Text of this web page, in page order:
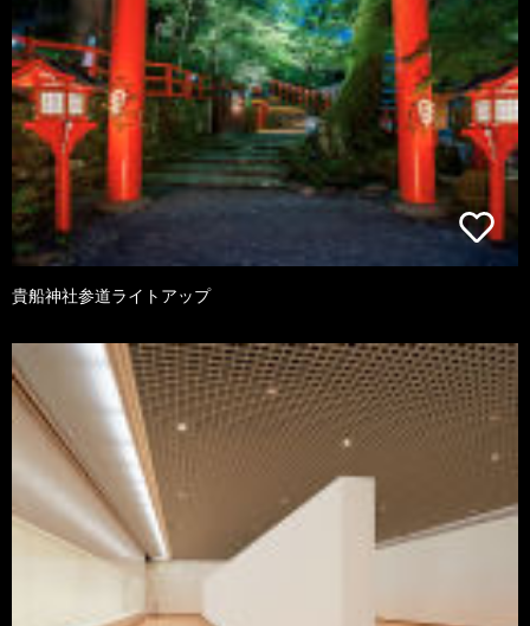
貴船神社参道ライトアップ